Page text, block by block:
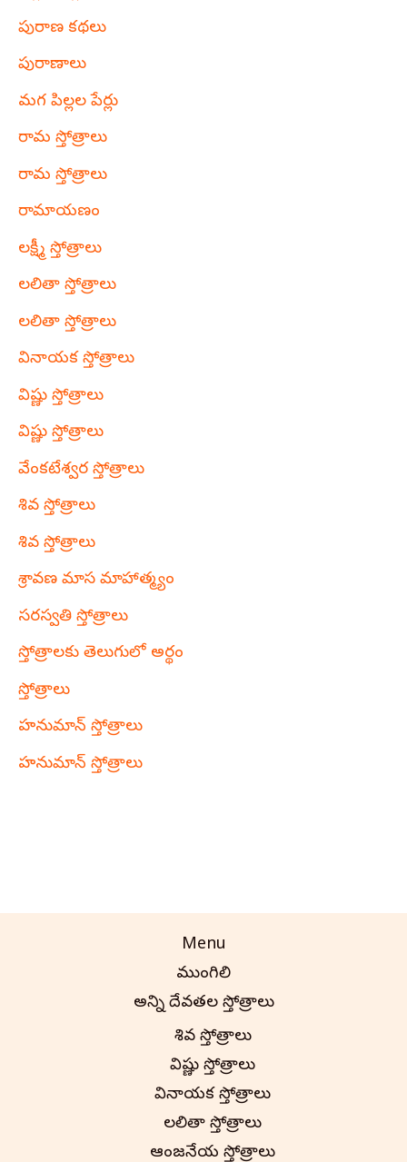
పురాణ కథలు
పురాణాలు
మగ పిల్లల పేర్లు
రామ స్తోత్రాలు
రామ స్తోత్రాలు
రామాయణం
లక్ష్మీ స్తోత్రాలు
లలితా స్తోత్రాలు
లలితా స్తోత్రాలు
వినాయక స్తోత్రాలు
విష్ణు స్తోత్రాలు
విష్ణు స్తోత్రాలు
వేంకటేశ్వర స్తోత్రాలు
శివ స్తోత్రాలు
శివ స్తోత్రాలు
శ్రావణ మాస మాహాత్మ్యం
సరస్వతి స్తోత్రాలు
స్తోత్రాలకు తెలుగులో అర్థం
స్తోత్రాలు
హనుమాన్ స్తోత్రాలు
హనుమాన్ స్తోత్రాలు
Menu
ముంగిలి
అన్ని దేవతల స్తోత్రాలు
శివ స్తోత్రాలు
విష్ణు స్తోత్రాలు
వినాయక స్తోత్రాలు
లలితా స్తోత్రాలు
ఆంజనేయ స్తోత్రాలు